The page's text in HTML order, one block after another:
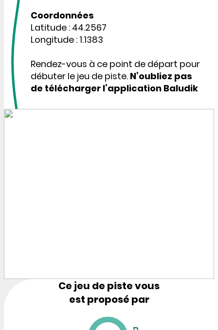
Coordonnées
Latitude : 44.2567
Longitude : 1.1383
Rendez-vous à ce point de départ pour
débuter le jeu de piste. N’oubliez pas
de télécharger l’application Baludik
Ce jeu de piste vous
est proposé par